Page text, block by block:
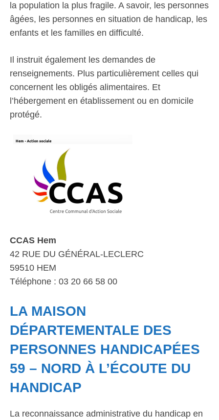
la population la plus fragile. A savoir, les personnes
âgées, les personnes en situation de handicap, les
enfants et les familles en difficulté.
Il instruit également les demandes de
renseignements. Plus particulièrement celles qui
concernent les obligés alimentaires. Et
l’hébergement en établissement ou en domicile
protégé.
CCAS Hem
42 RUE DU GÉNÉRAL-LECLERC
59510 HEM
Téléphone : 03 20 66 58 00
LA MAISON
DÉPARTEMENTALE DES
PERSONNES HANDICAPÉES
59 – NORD À L’ÉCOUTE DU
HANDICAP
La reconnaissance administrative du handicap en